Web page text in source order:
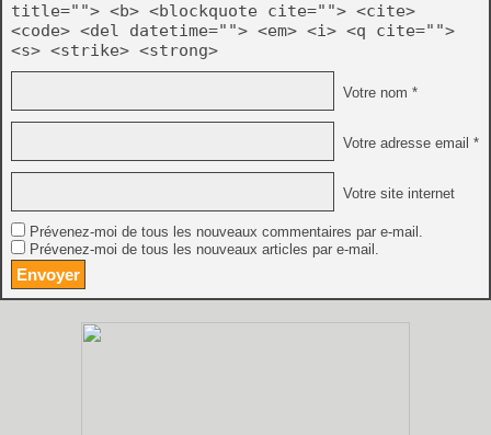
title=""> <b> <blockquote cite=""> <cite>
<code> <del datetime=""> <em> <i> <q cite="">
<s> <strike> <strong>
Votre nom *
Votre adresse email *
Votre site internet
Prévenez-moi de tous les nouveaux commentaires par e-mail.
Prévenez-moi de tous les nouveaux articles par e-mail.